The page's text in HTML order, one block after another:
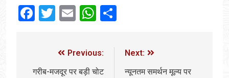
Facebook
Twitter
EmailWhatsApp
Previous:
गरीब-मजदूर पर बड़ी चोट
Next:
न्यूनतम समर्थन मूल्य पर